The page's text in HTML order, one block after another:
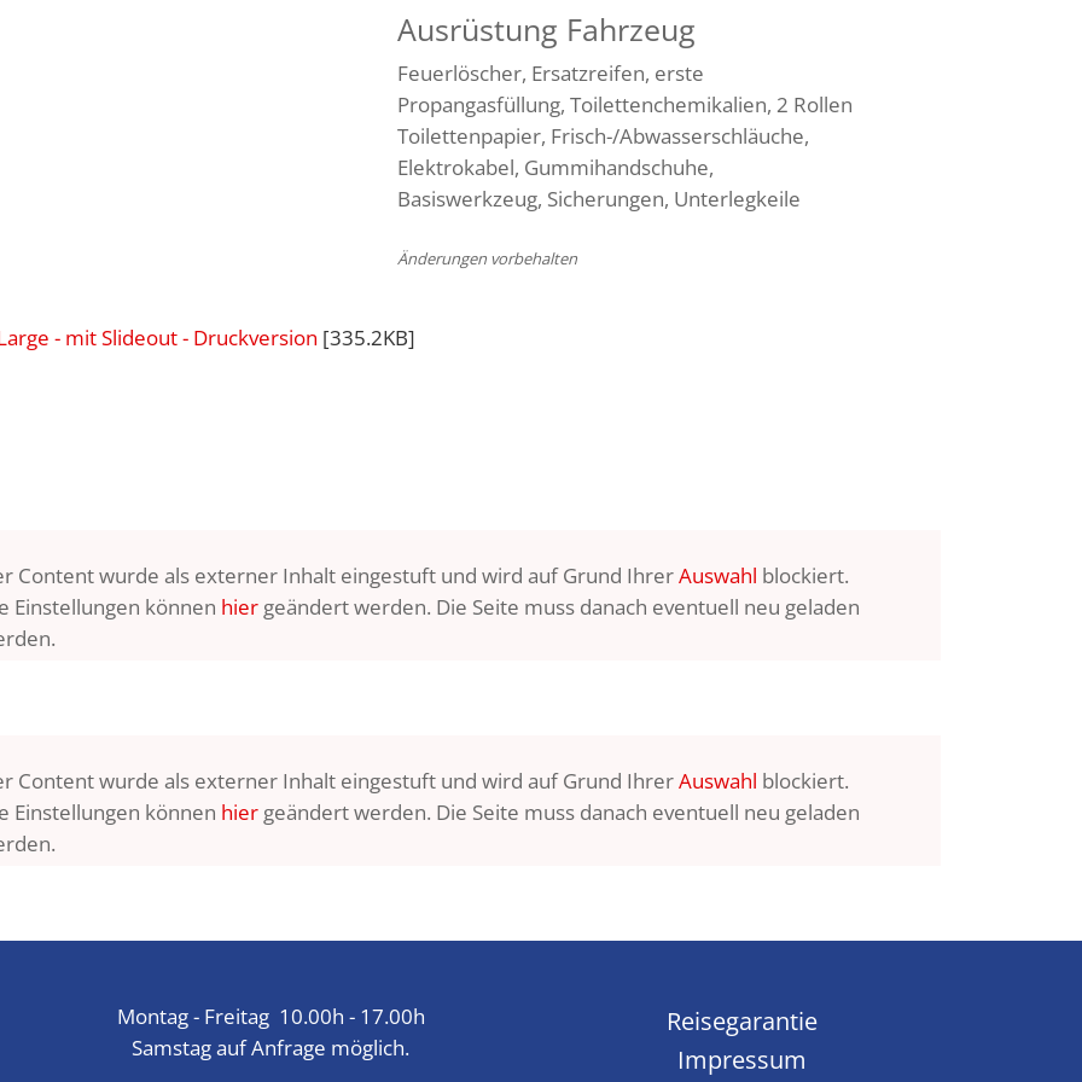
Ausrüstung Fahrzeug
Feuerlöscher, Ersatzreifen, erste
Propangasfüllung, Toilettenchemikalien, 2 Rollen
Toilettenpapier, Frisch-/Abwasserschläuche,
Elektrokabel, Gummihandschuhe,
Basiswerkzeug, Sicherungen, Unterlegkeile
Änderungen vorbehalten
- mit Slideout - Druckversion [335.2KB]
Content wurde als externer Inhalt eingestuft und wird auf Grund IhrerAuswahl blockiert.
Einstellungen können hier geändert werden. Die Seite muss danach eventuell neu geladen
Content wurde als externer Inhalt eingestuft und wird auf Grund IhrerAuswahl blockiert.
Einstellungen können hier geändert werden. Die Seite muss danach eventuell neu geladen
Montag - Freitag 10.00h - 17.00h
Samstag auf Anfrage möglich.
Reisegarantie
Impressum